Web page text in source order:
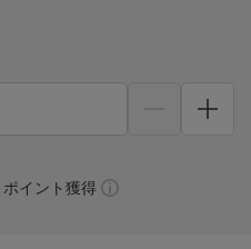
ポイント獲得